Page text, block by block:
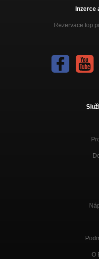
Inzerce
Rezervace top
O